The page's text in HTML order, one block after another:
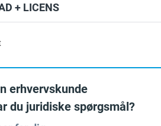
+ LICENS
erhvervskunde
du juridiske spørgsmål?